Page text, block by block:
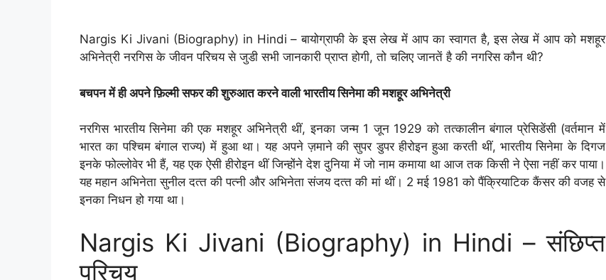
Nargis Ki Jivani (Biography) in Hindi – बायोग्राफी के इस लेख में आप का स्वागत है, इस लेख में आप को मशहूर
अभिनेत्री नरगिस के जीवन परिचय से जुडी सभी जानकारी प्राप्त होगी, तो चलिए जानतें है की नगरिस कौन थी?
बचपन में ही अपने फ़िल्मी सफर की शुरुआत करने वाली भारतीय सिनेमा की मशहूर अभिनेत्री
नरगिस भारतीय सिनेमा की एक मशहूर अभिनेत्री थीं, इनका जन्म 1 जून 1929 को तत्‍कालीन बंगाल प्रेसिडेंसी (वर्तमान में
भारत का पश्चिम बंगाल राज्य) में हुआ था। यह अपने ज़माने की सुपर डुपर हीरोइन हुआ करती थीं, भारतीय सिनेमा के दिगज
इनके फोल्लोवेर भी हैं, यह एक ऐसी हीरोइन थीं जिन्होंने देश दुनिया में जो नाम कमाया था आज तक किसी ने ऐसा नहीं कर पाया।
यह महान अभिनेता सुनील दत्‍त की पत्‍नी और अभिनेता संजय दत्‍त की मां थीं। 2 मई 1981 को पैंक्रियाटिक कैंसर की वजह से
इनका निधन हो गया था।
Nargis Ki Jivani (Biography) in Hindi – संछिप्त
परिचय